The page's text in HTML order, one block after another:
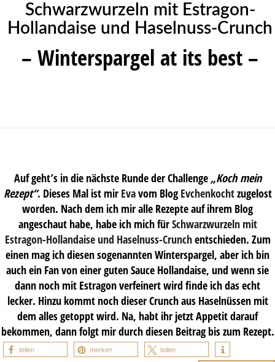
Schwarzwurzeln mit Estragon-
Hollandaise und Haselnuss-Crunch
– Winterspargel at its best –
Auf geht’s in die nächste Runde der Challenge „Koch mein
Rezept“. Dieses Mal ist mir Evavom Blog Evchenkochtzugelost
worden. Nach dem ich mir alle Rezepte auf ihrem Blog
angeschaut habe, habe ich mich fürSchwarzwurzeln mit
Estragon-Hollandaise und Haselnuss-Crunchentschieden. Zum
einen mag ich diesen sogenannten Winterspargel, aber ich bin
auch ein Fan von einer guten Sauce Hollandaise, und wenn sie
dann noch mit Estragon verfeinert wird finde ich das echt
lecker. Hinzu kommt noch dieser Crunch aus Haselnüssen mit
dem alles getoppt wird. Na, habt ihr jetzt Appetit darauf
bekommen, dann folgt mir durch diesen Beitrag bis zum Rezept.
teilen merken teilen